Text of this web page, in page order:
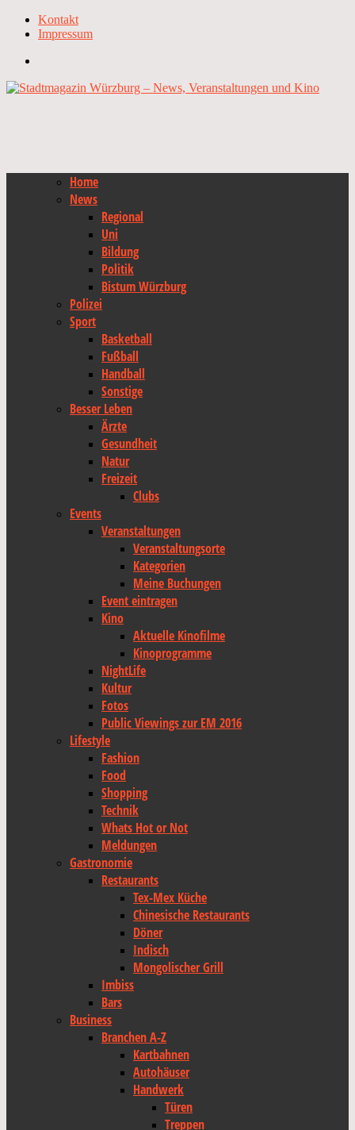
Kontakt
Impressum
Home
News
Regional
Uni
Bildung
Politik
Bistum Würzburg
Polizei
Sport
Basketball
Fußball
Handball
Sonstige
Besser Leben
Ärzte
Gesundheit
Natur
Freizeit
Clubs
Events
Veranstaltungen
Veranstaltungsorte
Kategorien
Meine Buchungen
Event eintragen
Kino
Aktuelle Kinofilme
Kinoprogramme
NightLife
Kultur
Fotos
Public Viewings zur EM 2016
Lifestyle
Fashion
Food
Shopping
Technik
Whats Hot or Not
Meldungen
Gastronomie
Restaurants
Tex-Mex Küche
Chinesische Restaurants
Döner
Indisch
Mongolischer Grill
Imbiss
Bars
Business
Branchen A-Z
Kartbahnen
Autohäuser
Handwerk
Türen
Treppen